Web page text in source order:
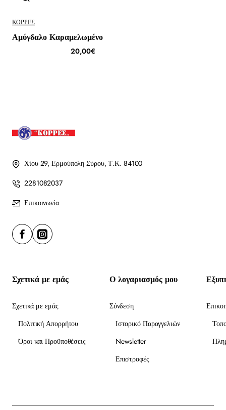
ΚΟΡΡΈΣ
Αμύγδαλο Καραμελωμένο
20,00€
Χίου 29, Ερμούπολη Σύρου, Τ.Κ. 84100
2281082037
Επικοινωνία
Σχετικά με εμάς
Σχετικά με εμάς
Πολιτική Απορρήτου
Όροι και Προϋποθέσεις
Ο λογαριασμός μου
Σύνδεση
Ιστορικό Παραγγελιών
Newsletter
Επιστροφές